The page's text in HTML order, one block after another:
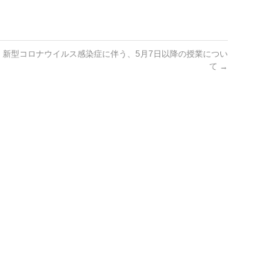
新型コロナウイルス感染症に伴う、5月7日以降の授業につい
て →